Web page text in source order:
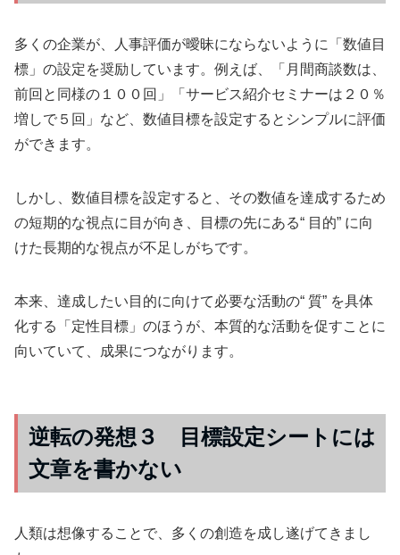
多くの企業が、人事評価が曖昧にならないように「数値目
標」の設定を奨励しています。例えば、「月間商談数は、
前回と同様の１００回」「サービス紹介セミナーは２０％
増しで５回」など、数値目標を設定するとシンプルに評価
ができます。
しかし、数値目標を設定すると、その数値を達成するため
の短期的な視点に目が向き、目標の先にある“ 目的” に向
けた長期的な視点が不足しがちです。
本来、達成したい目的に向けて必要な活動の“ 質” を具体
化する「定性目標」のほうが、本質的な活動を促すことに
向いていて、成果につながります。
逆転の発想３ 目標設定シートには
文章を書かない
人類は想像することで、多くの創造を成し遂げてきまし